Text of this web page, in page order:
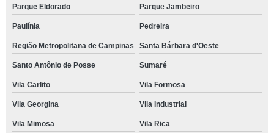
Parque Eldorado Parque Jambeiro
Paulínia Pedreira
Região Metropolitana de Campinas Santa Bárbara d'Oeste
Santo Antônio de Posse Sumaré
Vila Carlito Vila Formosa
Vila Georgina Vila Industrial
Vila Mimosa Vila Rica